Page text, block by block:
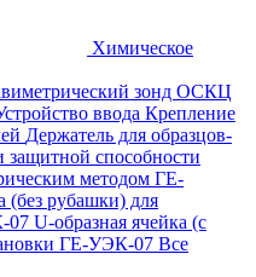
Химическое
зонд ОСКЦ
ввода Крепление
Держатель для образцов-
защитной способности
методом ГЕ-
(без рубашки) для
07 U-образная ячейка (с
ГЕ-УЭК-07 Все